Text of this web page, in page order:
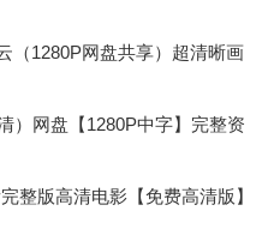
（1280P网盘共享）超清晰画
）网盘【1280P中字】完整资
整版高清电影【免费高清版】